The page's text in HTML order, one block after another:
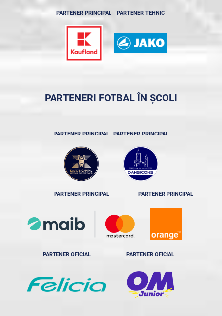
PARTENER PRINCIPAL PARTENER TEHNIC
PARTENERI FOTBAL ÎN ȘCOLI
PARTENER PRINCIPAL PARTENER PRINCIPAL
PARTENER PRINCIPAL PARTENER PRINCIPAL
PARTENER OFICIAL PARTENER OFICIAL